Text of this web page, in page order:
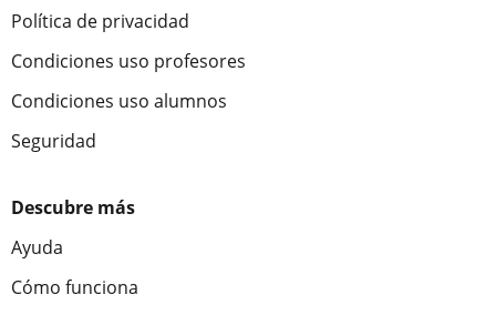
Política de privacidad
Condiciones uso profesores
Condiciones uso alumnos
Seguridad
Descubre más
Ayuda
Cómo funciona